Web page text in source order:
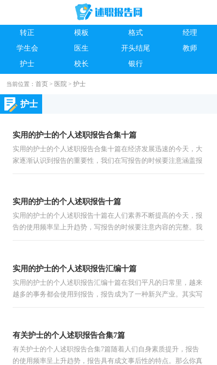
转正 模板 格式
经理
学生会
医生 开头结尾
教师
护士
校长 银行
当前位置：首页 > 医院 >护士
护士
实用的护士的个人述职报告合集十篇
实用的护士的个人述职报告合集十篇在经济发展迅速的今天，大
家逐渐认识到报告的重要性，我们在写报告的时候要注意涵盖报
实用的护士的个人述职报告十篇
实用的护士的个人述职报告十篇在人们素养不断提高的今天，报
告的使用频率呈上升趋势，写报告的时候要注意内容的完整。我
实用的护士的个人述职报告汇编十篇
实用的护士的个人述职报告汇编十篇在我们平凡的日常里，越来
越多的事务都会使用到报告，报告成为了一种新兴产业。其实写
有关护士的个人述职报告合集7篇
有关护士的个人述职报告合集7篇随着人们自身素质提升，报告
的使用频率呈上升趋势，报告具有成文事后性的特点。那么你真